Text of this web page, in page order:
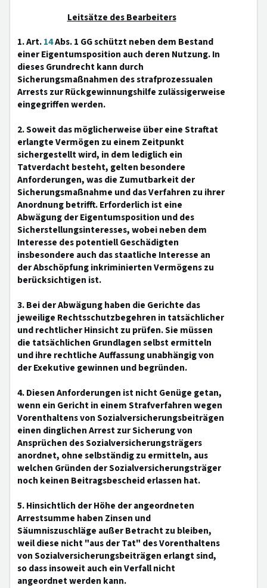
Leitsätze des Bearbeiters
1. Art.14Abs. 1 GG schützt neben dem Bestand
einer Eigentumsposition auch deren Nutzung. In
dieses Grundrecht kann durch
Sicherungsmaßnahmen des strafprozessualen
Arrests zur Rückgewinnungshilfe zulässigerweise
eingegriffen werden.
2. Soweit das möglicherweise über eine Straftat
erlangte Vermögen zu einem Zeitpunkt
sichergestellt wird, in dem lediglich ein
Tatverdacht besteht, gelten besondere
Anforderungen, was die Zumutbarkeit der
Sicherungsmaßnahme und das Verfahren zu ihrer
Anordnung betrifft. Erforderlich ist eine
Abwägung der Eigentumsposition und des
Sicherstellungsinteresses, wobei neben dem
Interesse des potentiell Geschädigten
insbesondere auch das staatliche Interesse an
der Abschöpfung inkriminierten Vermögens zu
berücksichtigen ist.
3. Bei der Abwägung haben die Gerichte das
jeweilige Rechtsschutzbegehren in tatsächlicher
und rechtlicher Hinsicht zu prüfen. Sie müssen
die tatsächlichen Grundlagen selbst ermitteln
und ihre rechtliche Auffassung unabhängig von
der Exekutive gewinnen und begründen.
4. Diesen Anforderungen ist nicht Genüge getan,
wenn ein Gericht in einem Strafverfahren wegen
Vorenthaltens von Sozialversicherungsbeiträgen
einen dinglichen Arrest zur Sicherung von
Ansprüchen des Sozialversicherungsträgers
anordnet, ohne selbständig zu ermitteln, aus
welchen Gründen der Sozialversicherungsträger
noch keinen Beitragsbescheid erlassen hat.
5. Hinsichtlich der Höhe der angeordneten
Arrestsumme haben Zinsen und
Säumniszuschläge außer Betracht zu bleiben,
weil diese nicht "aus der Tat" des Vorenthaltens
von Sozialversicherungsbeiträgen erlangt sind,
so dass insoweit auch ein Verfall nicht
angeordnet werden kann.